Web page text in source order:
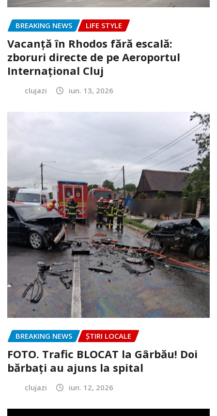
BREAKING NEWS LIFE STYLE
Vacanță în Rhodos fără escală:
zboruri directe de pe Aeroportul
Internațional Cluj
clujazi iun. 13, 2026
BREAKING NEWS ȘTIRI LOCALE
FOTO. Trafic BLOCAT la Gârbău! Doi
bărbați au ajuns la spital
clujazi iun. 12, 2026